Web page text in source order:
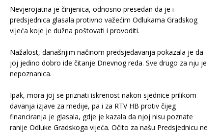
Nevjerojatna je činjenica, odnosno presedan da je i
predsjednica glasala protivno važećim Odlukama Gradskog
vijeća koje je dužna poštovati i provoditi.
Nažalost, današnjim načinom predsjedavanja pokazala je da
joj jedino dobro ide čitanje Dnevnog reda. Sve drugo za nju je
nepoznanica.
Ipak, mora joj se priznati iskrenost nakon sjednice prilikom
davanja izjave za medije, pa i za RTV HB protiv čijeg
financiranja je glasala, gdje je kazala da njoj nisu poznate
ranije Odluke Gradskoga vijeća. Očito za našu Predsjednicu ne